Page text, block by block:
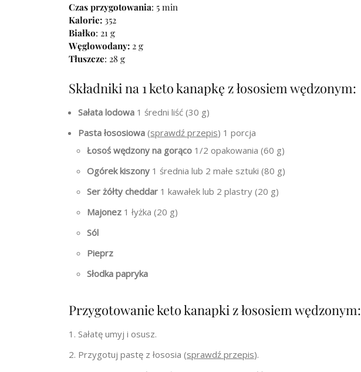
Czas przygotowania: 5 min
Kalorie: 352
Białko: 21 g
Węglowodany: 2 g
Tłuszcze: 28 g
Składniki na 1 keto kanapkę z łososiem wędzonym:
Sałata lodowa 1 średni liść (30 g)
Pasta łososiowa (sprawdź przepis) 1 porcja
Łosoś wędzony na gorąco 1/2 opakowania (60 g)
Ogórek kiszony 1 średnia lub 2 małe sztuki (80 g)
Ser żółty cheddar 1 kawałek lub 2 plastry (20 g)
Majonez 1 łyżka (20 g)
Sól
Pieprz
Słodka papryka
Przygotowanie keto kanapki z łososiem wędzonym:
Sałatę umyj i osusz.
Przygotuj pastę z łososia (sprawdź przepis).